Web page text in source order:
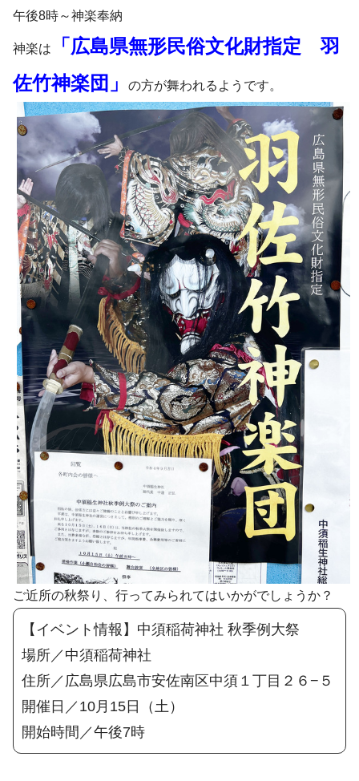
午後8時～神楽奉納
神楽は
「広島県無形民俗文化財指定 羽
佐竹神楽団」
の方が舞われるようです。
ご近所の秋祭り、行ってみられてはいかがでしょうか？
【イベント情報】中須稲荷神社 秋季例大祭
場所／中須稲荷神社
住所／広島県広島市安佐南区中須１丁目２６−５
開催日／10月15日（土）
開始時間／午後7時